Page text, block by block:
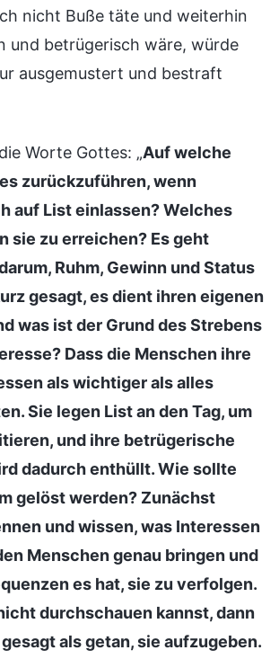
nicht Buße täte und weiterhin
und betrügerisch wäre, würde
ausgemustert und bestraft
Worte Gottes: „Auf welche
zurückzuführen, wenn
auf List einlassen? Welches
sie zu erreichen? Es geht
Ruhm, Gewinn und Status
gesagt, es dient ihren eigenen
was ist der Grund des Strebens
Dass die Menschen ihre
als wichtiger als alles
Sie legen List an den Tag, um
und ihre betrügerische
dadurch enthüllt. Wie sollte
gelöst werden? Zunächst
und wissen, was Interessen
Menschen genau bringen und
es hat, sie zu verfolgen.
durchschauen kannst, dann
als getan, sie aufzugeben.